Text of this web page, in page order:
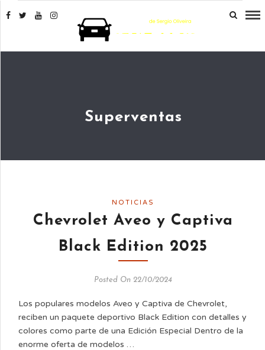
Superventas
NOTICIAS
Chevrolet Aveo y Captiva
Black Edition 2025
Posted On 22/10/2024
Los populares modelos Aveo y Captiva de Chevrolet,
reciben un paquete deportivo Black Edition con detalles y
colores como parte de una Edición Especial Dentro de la
enorme oferta de modelos …